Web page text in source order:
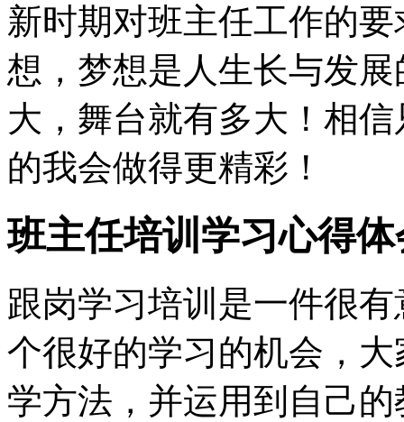
新时期对班主任工作的
想，梦想是人生长与发
大，舞台就有多大！相
的我会做得更精彩！
班主任培训学习心得
跟岗学习培训是一件很
个很好的学习的机会，
学方法，并运用到自己